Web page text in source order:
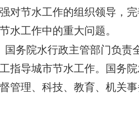
对节水工作的组织领导，
水工作中的重大问题。
务院水行政主管部门负责
指导城市节水工作。国务
管理、科技、教育、机关